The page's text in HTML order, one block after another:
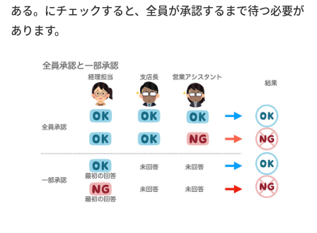
ある。にチェックすると、全員が承認するまで待つ必要が
あります。